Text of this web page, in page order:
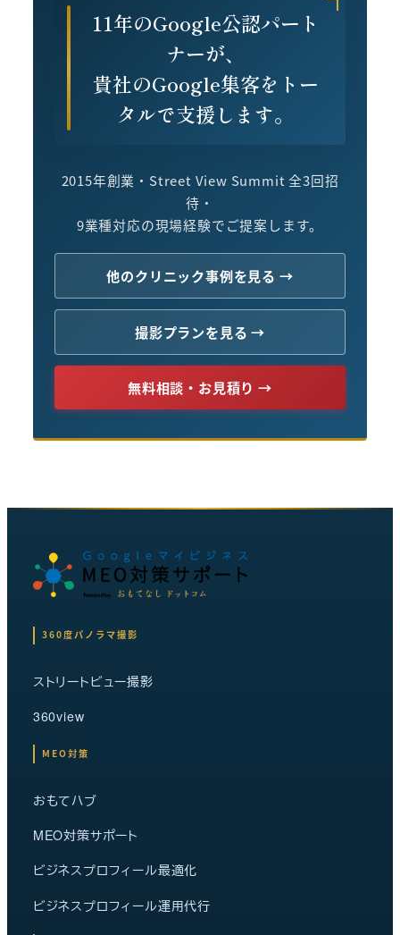
11年のGoogle公認パート
ナーが、
貴社のGoogle集客をトー
タルで支援します。
2015年創業・Street View Summit 全3回招
待・
9業種対応の現場経験でご提案します。
他のクリニック事例を見る →
撮影プランを見る →
無料相談・お見積り →
360度パノラマ撮影
ストリートビュー撮影
360view
MEO対策
おもてハブ
MEO対策サポート
ビジネスプロフィール最適化
ビジネスプロフィール運用代行